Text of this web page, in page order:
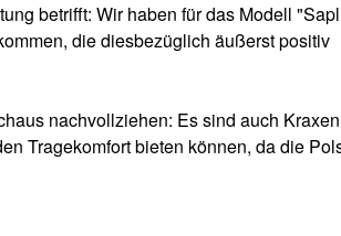
betrifft: Wir haben für das Modell
die diesbezüglich äußerst positiv
nachvollziehen: Es sind auch
Tragekomfort bieten können, da die